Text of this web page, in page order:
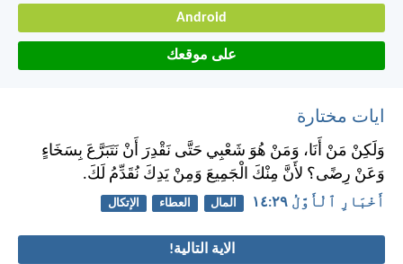
Android
على موقعك
ايات مختارة
وَلَكِنْ مَنْ أَنَا، وَمَنْ هُوَ شَعْبِي حَتَّى نَقْدِرَ أَنْ نَتَبَرَّعَ بِسَخَاءٍ
وَعَنْ رِضًى؟ لأَنَّ مِنْكَ الْجَمِيعَ وَمِنْ يَدِكَ نُقَدِّمُ لَكَ.
أَخْبَارِ ٱلْأَوَّلُ ٢٩:‏١٤ المال العطاء الإتكال
الاية التالية!